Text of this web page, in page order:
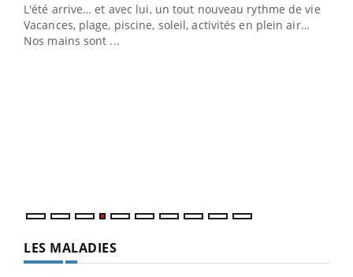
L'été arrive… et avec lui, un tout nouveau rythme de vie !
Vacances, plage, piscine, soleil, activités en plein air…
Nos mains sont ...
LES MALADIES